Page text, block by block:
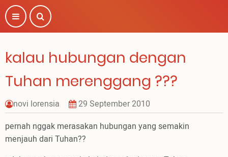
Skip
to
main
kalau hubungan dengan
Tuhan merenggang ???
novi lorensia
29 September 2010
pernah nggak merasakan hubungan yang semakin
menjauh dari Tuhan??